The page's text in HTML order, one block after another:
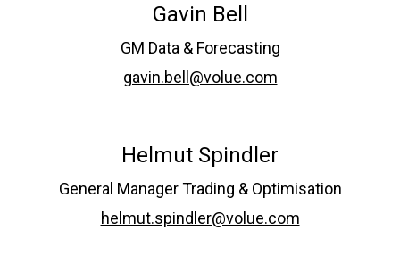
Gavin Bell
GM Data & Forecasting
gavin.bell@volue.com
Helmut Spindler
General Manager Trading & Optimisation
helmut.spindler@volue.com